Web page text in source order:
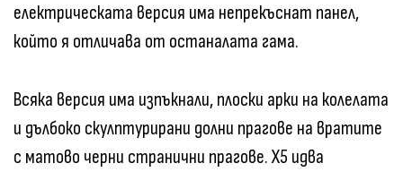
електрическата версия има непрекъснат панел,
който я отличава от останалата гама.
Всяка версия има изпъкнали, плоски арки на колелата
и дълбоко скулптурирани долни прагове на вратите
с матово черни странични прагове. X5 идва